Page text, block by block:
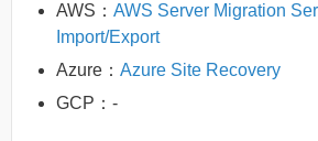
AWS： AWS Server Migration
Import/Export
Azure： Azure Site Recovery
GCP：-